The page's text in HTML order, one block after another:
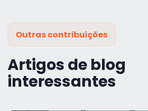
Outras contribuições
Artigos de blog
interessantes